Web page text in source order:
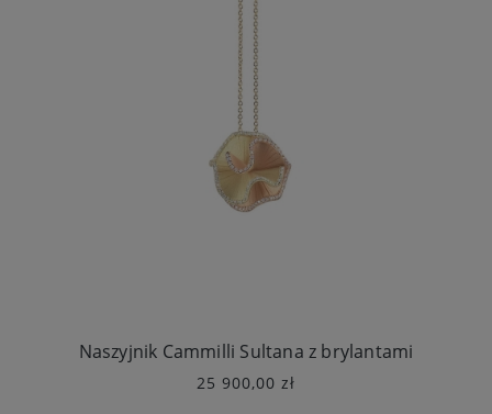
Naszyjnik Cammilli Sultana z brylantami
25 900,00 zł